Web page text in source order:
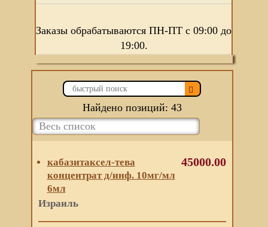
Заказы обрабатываются ПН-ПТ с 09:00 до
19:00.
Найдено позиций: 43
кабазитаксел-тева
концентрат д/инф. 10мг/мл
6мл
Израиль
45000.00